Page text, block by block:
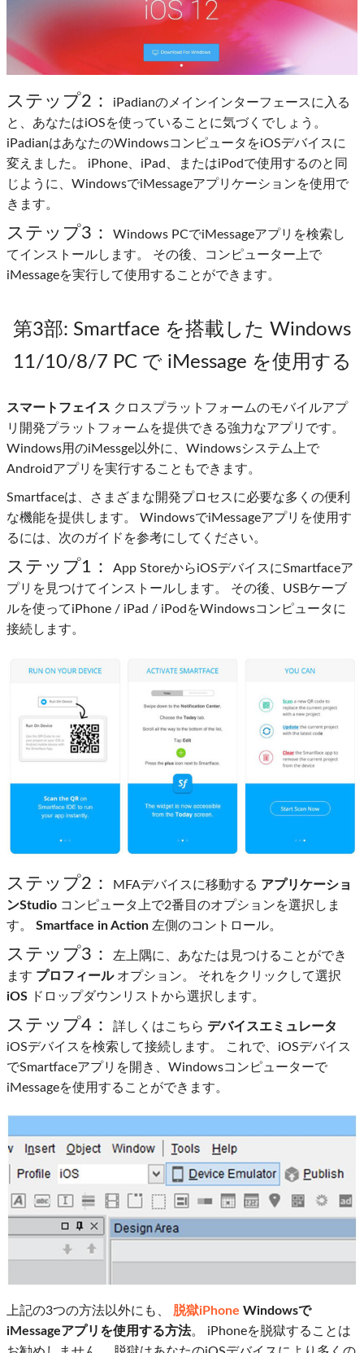
ステップ2：
iPadianのメインインターフェースに入る
と、あなたはiOSを使っていることに気づくでしょう。
iPadianはあなたのWindowsコンピュータをiOSデバイスに
変えました。 iPhone、iPad、またはiPodで使用するのと同
じように、WindowsでiMessageアプリケーションを使用で
きます。
ステップ3：
Windows PCでiMessageアプリを検索し
てインストールします。 その後、コンピューター上で
iMessageを実行して使用することができます。
第3部: Smartface を搭載した Windows
11/10/8/7 PC で iMessage を使用する
スマートフェイス クロスプラットフォームのモバイルアプ
リ開発プラットフォームを提供できる強力なアプリです。
Windows用のiMessge以外に、Windowsシステム上で
Androidアプリを実行することもできます。
Smartfaceは、さまざまな開発プロセスに必要な多くの便利
な機能を提供します。 WindowsでiMessageアプリを使用す
るには、次のガイドを参考にしてください。
ステップ1：
App StoreからiOSデバイスにSmartfaceア
プリを見つけてインストールします。 その後、USBケーブ
ルを使ってiPhone / iPad / iPodをWindowsコンピュータに
接続します。
ステップ2： MFAデバイスに移動する アプリケーショ
ンStudio コンピュータ上で2番目のオプションを選択しま
す。 Smartface in Action 左側のコントロール。
ステップ3：
左上隅に、あなたは見つけることができ
ます プロフィールオプション。 それをクリックして選択
iOS ドロップダウンリストから選択します。
ステップ4： 詳しくはこちら デバイスエミュレータ
iOSデバイスを検索して接続します。 これで、iOSデバイス
でSmartfaceアプリを開き、Windowsコンピューターで
iMessageを使用することができます。
上記の3つの方法以外にも、 脱獄iPhone Windowsで
iMessageアプリを使用する方法。 iPhoneを脱獄することは